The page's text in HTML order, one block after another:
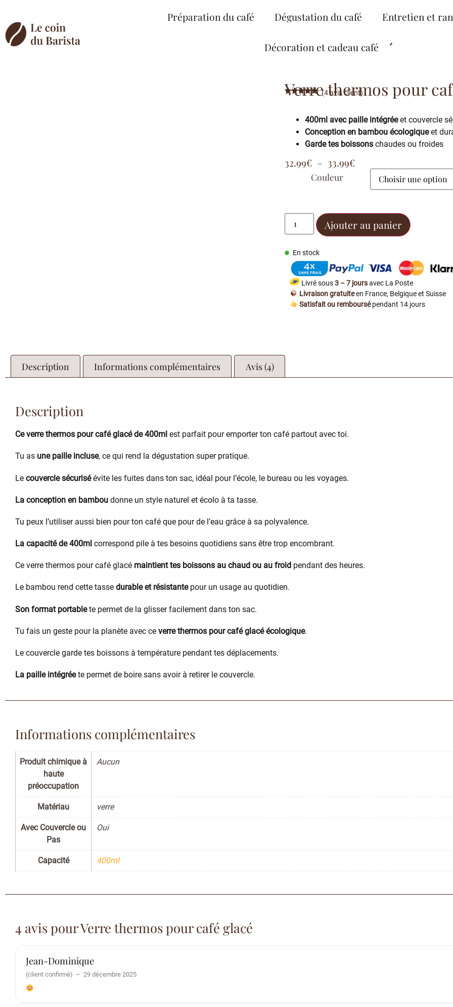
Préparation du café Dégustation du café Entretien et
Décoration et cadeau café
Verre thermos pour
notations
(4avis client)
400ml avec paille intégréeet couvercle
Conception en bambou écologiqueet
Garde tes boissonschaudes ou froides
32.99€ – 33.99€
Couleur
Ajouter au panier
En stock
Livré sous3 – 7 joursavec La Poste
Livraison gratuiteen France, Belgique et Suisse
Satisfait ou remboursépendant 14 jours
Description Informations complémentaires Avis (4)
Description
Ce verre thermos pour café glacé de 400ml est parfait pour emporter ton café partout avec toi.
Tu as une paille incluse, ce qui rend la dégustation super pratique.
Le couvercle sécuriséévite les fuites dans ton sac, idéal pour l’école, le bureau ou les voyages.
La conception en bambou donne un style naturel et écolo à ta tasse.
Tu peux l’utiliser aussi bien pour ton café que pour de l’eau grâce à sa polyvalence.
La capacité de 400ml correspond pile à tes besoins quotidiens sans être trop encombrant.
Ce verre thermos pour café glacé maintient tes boissons au chaud ou au froid pendant des heures.
Le bambou rend cette tasse durable et résistantepour un usage au quotidien.
Son format portablete permet de la glisser facilement dans ton sac.
Tu fais un geste pour la planète avec ce verre thermos pour café glacé écologique.
Le couvercle garde tes boissons à température pendant tes déplacements.
La paille intégréete permet de boire sans avoir à retirer le couvercle.
Informations complémentaires
Produit chimique à
haute
préoccupation
Aucun
Matériau verre
Avec Couvercle ou
Pas
Oui
Capacité 400ml
4 avis pourVerre thermos pour café glacé
Jean-Dominique
(client confirmé) – 29 décembre 2025